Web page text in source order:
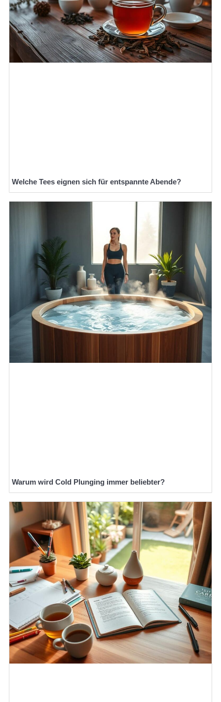
Welche Tees eignen sich für entspannte Abende?
Warum wird Cold Plunging immer beliebter?